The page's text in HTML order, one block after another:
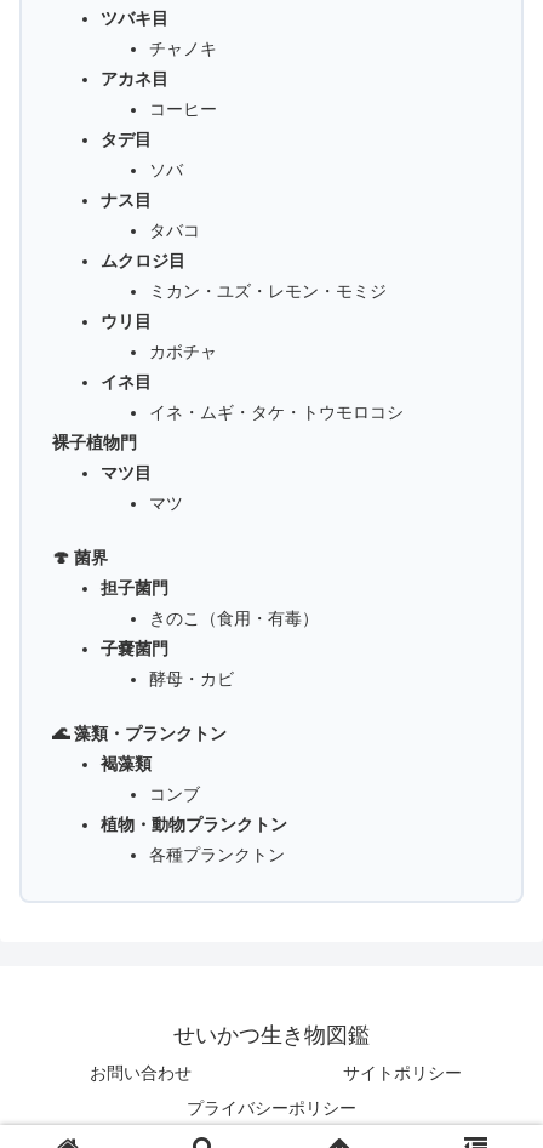
ツバキ目
チャノキ
アカネ目
コーヒー
タデ目
ソバ
ナス目
タバコ
ムクロジ目
ミカン・ユズ・レモン・モミジ
ウリ目
カボチャ
イネ目
イネ・ムギ・タケ・トウモロコシ
裸子植物門
マツ目
マツ
🍄 菌界
担子菌門
きのこ（食用・有毒）
子嚢菌門
酵母・カビ
🌊 藻類・プランクトン
褐藻類
コンブ
植物・動物プランクトン
各種プランクトン
せいかつ生き物図鑑
お問い合わせ
サイトポリシー
プライバシーポリシー